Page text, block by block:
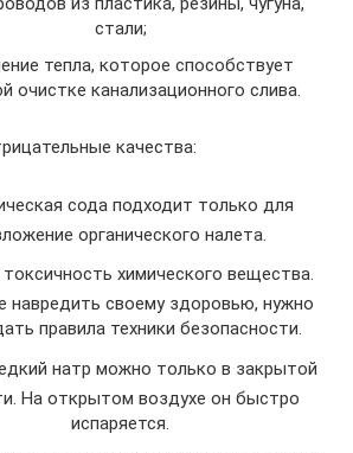
стали;
тепла, которое способствует
очистке канализационного слива.
качества:
сода подходит только для
органического налета.
химического вещества.
навредить своему здоровью, нужно
правила техники безопасности.
натр можно только в закрытой
На открытом воздухе он быстро
испаряется.